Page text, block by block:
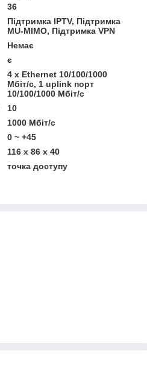
36
Підтримка IPTV, Підтримка
MU-MIMO, Підтримка VPN
Немає
є
4 x Ethernet 10/100/1000
Мбіт/с, 1 uplink порт
10/100/1000 Мбіт/с
10
1000 Мбіт/с
0 ~ +45
116 x 86 x 40
точка доступу